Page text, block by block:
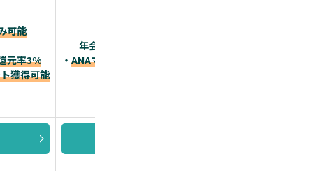
可能
元率3%
獲得可能
年会費2.2万円(税込)のプラチナカード！
・ ANAマイル還元率、JALマイル還元率が高い！